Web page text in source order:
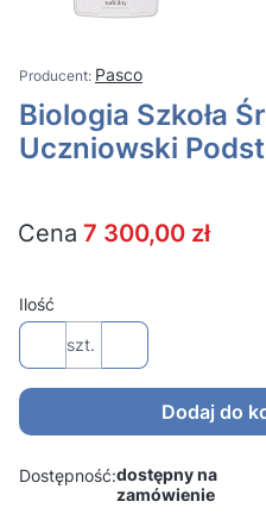
Pasco
Biologia Szkoła
Uczniowski
Cena 7 300,00 zł
Ilość
szt.
Dodaj do
Dostępność:dostępny na
zamówienie